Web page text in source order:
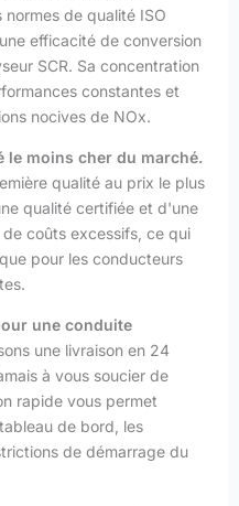
normes de qualité ISO
efficacité de conversion
SCR. Sa concentration
constantes et
nocives de NOx.
le moins cher du marché.
qualité au prix le plus
qualité certifiée et d'une
coûts excessifs, ce qui
pour les conducteurs
une conduite
une livraison en 24
à vous soucier de
rapide vous permet
de bord, les
de démarrage du